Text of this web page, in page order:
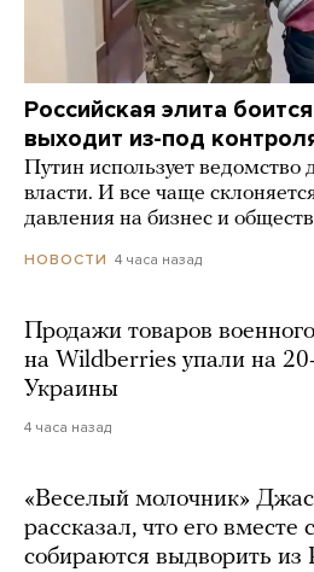
Российская элита
выходит из-под
Путин использует ведомство
власти. И все чаще
давления на бизнес и
НОВОСТИ 4 часа назад
Продажи товаров
на Wildberries упали на
Украины
4 часа назад
«Веселый молочник»
рассказал, что его вместе
собираются выдворить из